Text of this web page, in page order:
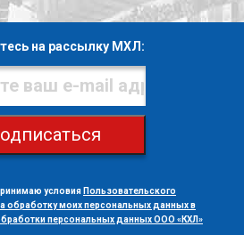
на рассылку МХЛ:
условия Пользовательского
обработку моих персональных данных в
персональных данных ООО «КХЛ»